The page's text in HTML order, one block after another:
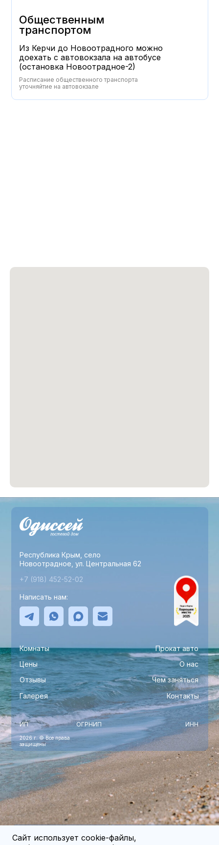
Расписание общественного транспорта
уточняйтие на автовокзале
Из Керчи до Новоотрадного можно
доехать с автовокзала на автобусе
(остановка Новоотрадное-2)
Общественным
транспортом
+7 (918) 452-52-02
Чем заняться
Политика обработки персональных данных
Контакты
О нас
Прокат авто
Галерея
Отзывы
Комнаты
ИНН
Цены
ОГРНИП
ИП
2026 г. © Все права
защищены
Написать нам:
Республика Крым, село
Новоотрадное, ул. Центральная 62
Сайт использует cookie-файлы,